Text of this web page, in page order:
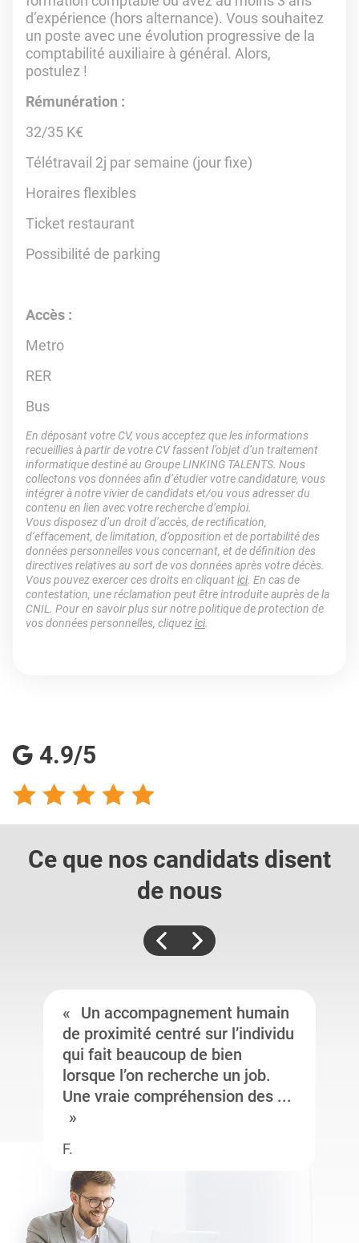
d’expérience (hors alternance). Vous souhaitez
un poste avec une évolution progressive de la
comptabilité auxiliaire à général. Alors,
postulez !
Rémunération :
32/35 K€
Télétravail 2j par semaine (jour fixe)
Horaires flexibles
Ticket restaurant
Possibilité de parking
Accès :
Metro
RER
Bus
En déposant votre CV, vous acceptez que les informations
recueillies à partir de votre CV fassent l’objet d’un traitement
informatique destiné au Groupe LINKING TALENTS. Nous
collectons vos données afin d’étudier votre candidature, vous
intégrer à notre vivier de candidats et/ou vous adresser du
contenu en lien avec votre recherche d’emploi.
Vous disposez d’un droit d’accès, de rectification,
d’effacement, de limitation, d’opposition et de portabilité des
données personnelles vous concernant, et de définition des
directives relatives au sort de vos données après votre décès.
Vous pouvez exercer ces droits en cliquantici. En cas de
contestation, une réclamation peut être introduite auprès de la
CNIL. Pour en savoir plus sur notre politique de protection de
vos données personnelles, cliquezici.
4.9/5
Ce que nos candidats disent
de nous
Un accompagnement humain
de proximité centré sur l’individu
qui fait beaucoup de bien
lorsque l’on recherche un job.
Une vraie compréhension des ...
F.